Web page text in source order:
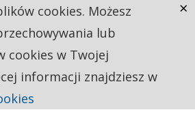
cookies. Możesz
lub
cookies w Twojej
informacji znajdziesz w
×